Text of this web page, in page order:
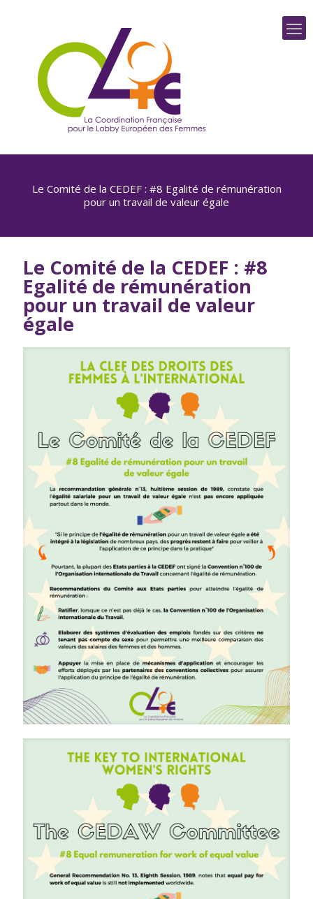
Le Comité de la CEDEF : #8 Egalité de rémunération
pour un travail de valeur égale
Le Comité de la CEDEF : #8
Egalité de rémunération
pour un travail de valeur
égale